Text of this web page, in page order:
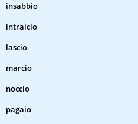
insabbio
intralcio
lascio
marcio
noccio
pagaio